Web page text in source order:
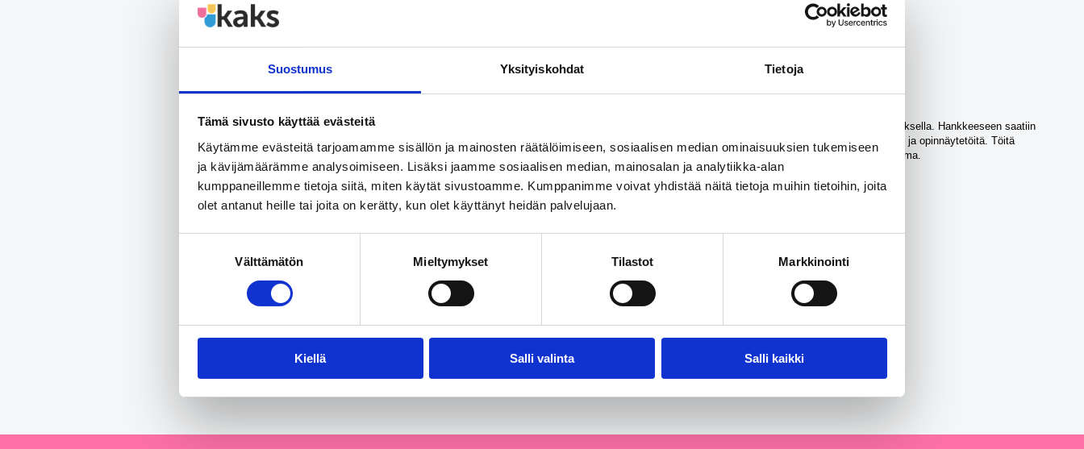
Suostumus Yksityiskohdat Tietoja
Tämä sivusto käyttää evästeitä
Käytämme evästeitä tarjoamamme sisällön ja mainosten räätälöimiseen, sosiaalisen median ominaisuuksien tukemiseen
ja kävijämäärämme analysoimiseen. Lisäksi jaamme sosiaalisen median, mainosalan ja analytiikka-alan
kumppaneillemme tietoja siitä, miten käytät sivustoamme. Kumppanimme voivat yhdistää näitä tietoja muihin tietoihin, joita
olet antanut heille tai joita on kerätty, kun olet käyttänyt heidän palvelujaan.
Välttämätön Mieltymykset Tilastot Markkinointi
Kiellä Salli valinta Salli kaikki
https://www.aalto.fi/fi/tapahtumat/sote-tilojen-kayttotarkoituksen-muutos-webinaari-16112023
Hanke on toteutettu Sosiaali- ja terveydenhuollon rakentamisen tutkimusryhmässä (SOTERA), Aalto-yliopiston arkkitehtuurin laitoksella. Hankkeeseen saatiin
Kunnallisalan kehittämissäätiön apuraha. Raportissa hyödynnettiin arkkitehtuurin ja sisustusarkkitehtuurin opiskelijoiden harjoitus- ja opinnäytetöitä. Töitä
arkkitehtuurin laitoksella ohjasivat professori Laura Arpiainen, vanhempi yliopistonlehtori Antti Pirinen sekä senior scientist Ira Verma.
Lue koko loppuraportti sivuiltamme täältä
LisätiedotIra Verma, ira.verma@aalto.fi
Jaa artikkeli
Share on Facebook
Share on LinkedIn
Email this Page